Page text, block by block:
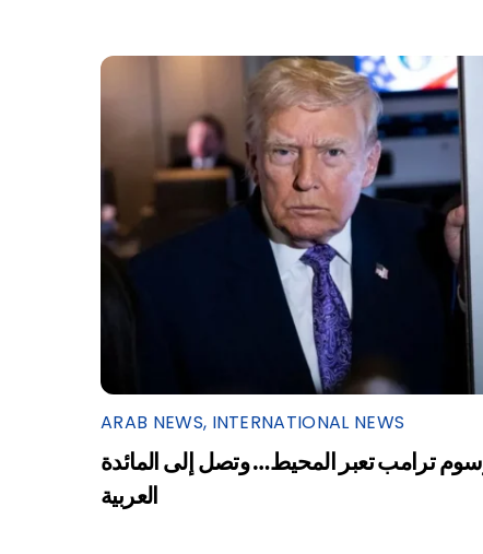
ARAB NEWS, INTERNATIONAL NEWS
ترامب تعبر المحيط… وتصل إلى المائدة
العربية